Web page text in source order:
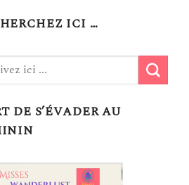
ICI …
DE S’ÉVADER AU